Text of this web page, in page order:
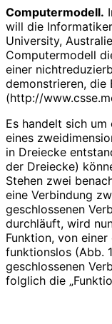
Computermodell.
will die
University,
Computermodell
einer
demonstrieren, die
(http://
Es handelt sich
eines
in Dreiecke
der Dreiecke)
Stehen zwei
eine Verbindung
geschlossenen
durchläuft, wird
Funktion, von
funktionslos (Abb.
geschlossenen
folglich die